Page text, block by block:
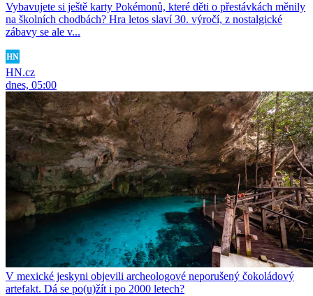
Vybavujete si ještě karty Pokémonů, které děti o přestávkách měnily
na školních chodbách? Hra letos slaví 30. výročí, z nostalgické
zábavy se ale v...
HN.cz
dnes, 05:00
V mexické jeskyni objevili archeologové neporušený čokoládový
artefakt. Dá se po(u)žít i po 2000 letech?